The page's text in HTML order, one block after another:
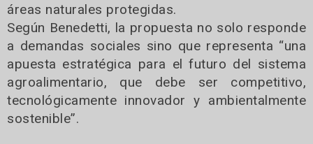
áreas naturales protegidas.
Según Benedetti, la propuesta no solo responde
a demandas sociales sino que representa “una
apuesta estratégica para el futuro del sistema
agroalimentario, que debe ser competitivo,
tecnológicamente innovador y ambientalmente
sostenible”.